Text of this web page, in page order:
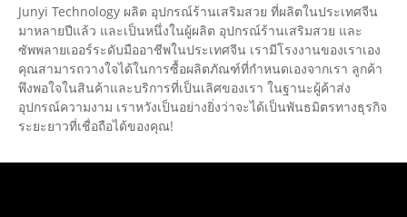
Junyi Technology ผลิต อุปกรณ์ร้านเสริมสวย ที่ผลิตในประเทศจีน
มาหลายปีแล้ว และเป็นหนึ่งในผู้ผลิต อุปกรณ์ร้านเสริมสวย และ
ซัพพลายเออร์ระดับมืออาชีพในประเทศจีน เรามีโรงงานของเราเอง
คุณสามารถวางใจได้ในการซื้อผลิตภัณฑ์ที่กำหนดเองจากเรา ลูกค้า
พึงพอใจในสินค้าและบริการที่เป็นเลิศของเรา ในฐานะผู้ค้าส่ง
อุปกรณ์ความงาม เราหวังเป็นอย่างยิ่งว่าจะได้เป็นพันธมิตรทางธุรกิจ
ระยะยาวที่เชื่อถือได้ของคุณ!